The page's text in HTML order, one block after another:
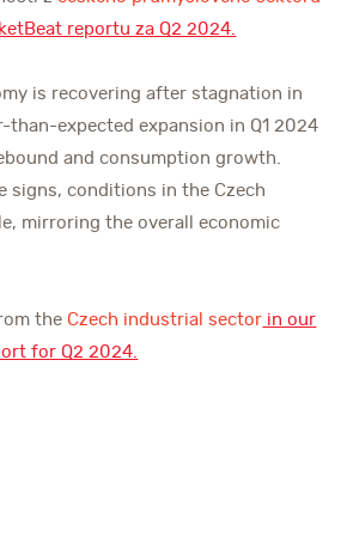
reportu za Q2 2024.
is recovering after stagnation in
expected expansion in Q1 2024
and consumption growth.
signs, conditions in the Czech
mirroring the overall economic
the Czech industrial sector in our
for Q2 2024.